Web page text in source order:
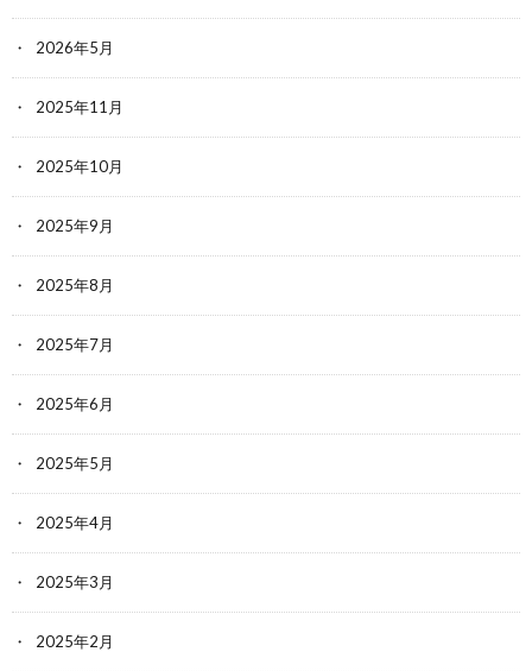
2026年5月
2025年11月
2025年10月
2025年9月
2025年8月
2025年7月
2025年6月
2025年5月
2025年4月
2025年3月
2025年2月